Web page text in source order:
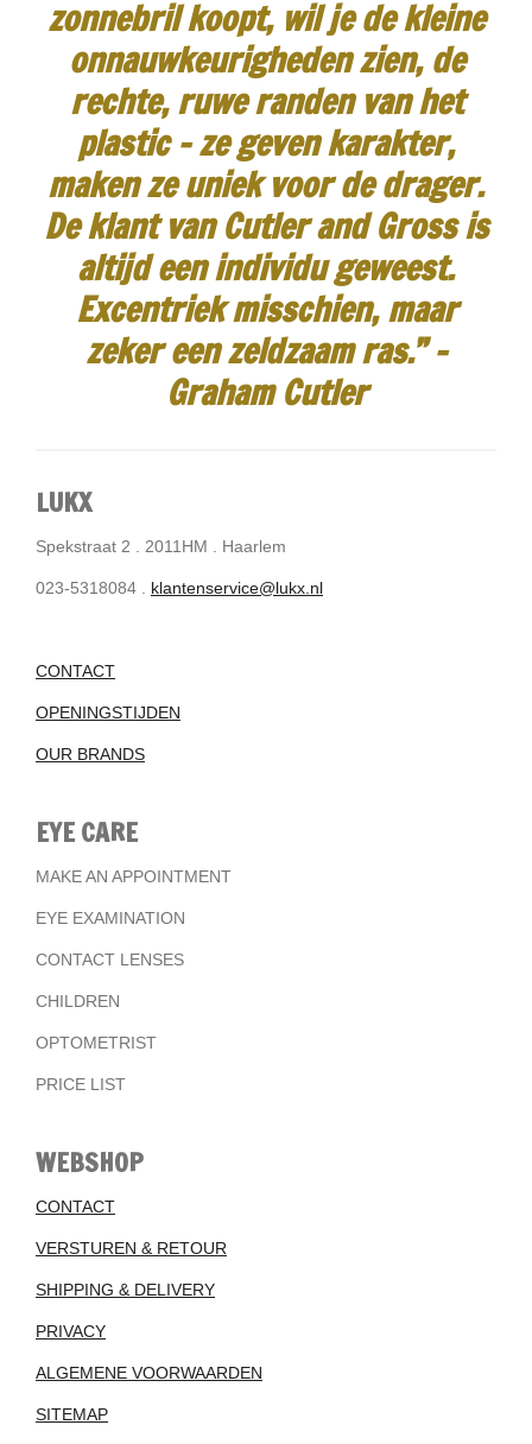
zonnebril koopt, wil je de kleine
onnauwkeurigheden zien, de
rechte, ruwe randen van het
plastic - ze geven karakter,
maken ze uniek voor de drager.
De klant van Cutler and Gross is
altijd een individu geweest.
Excentriek misschien, maar
zeker een zeldzaam ras.” -
Graham Cutler
LUKX
Spekstraat 2 . 2011HM . Haarlem
023-5318084 . klantenservice@lukx.nl
CONTACT
OPENINGSTIJDEN
OUR BRANDS
EYE CARE
MAKE AN APPOINTMENT
EYE EXAMINATION
CONTACT LENSES
CHILDREN
OPTOMETRIST
PRICE LIST
WEBSHOP
CONTACT
VERSTUREN & RETOUR
SHIPPING & DELIVERY
PRIVACY
ALGEMENE VOORWAARDEN
SITEMAP